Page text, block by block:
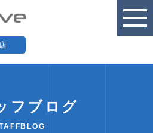
フブログ